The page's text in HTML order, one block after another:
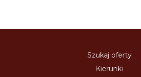
Szukaj oferty
Kierunki